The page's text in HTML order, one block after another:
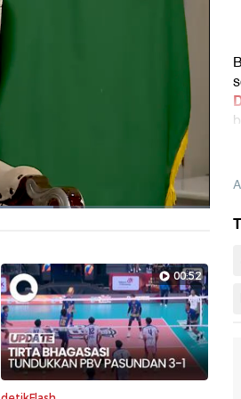
00:52